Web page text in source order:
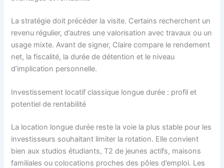
La stratégie doit précéder la visite. Certains recherchent un
revenu régulier, d’autres une valorisation avec travaux ou un
usage mixte. Avant de signer, Claire compare le rendement
net, la fiscalité, la durée de détention et le niveau
d’implication personnelle.
Investissement locatif classique longue durée : profil et
potentiel de rentabilité
La location longue durée reste la voie la plus stable pour les
investisseurs souhaitant limiter la rotation. Elle convient
bien aux studios étudiants, T2 de jeunes actifs, maisons
familiales ou colocations proches des pôles d’emploi. Les